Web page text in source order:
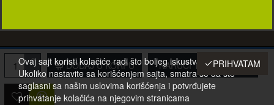
DODAJ U KORPU NARUČI TELEFONOM
© 2001-2022 Eurotehna-021 d.o.o. Novi Sad, Srbija. Sva prava zadržana.
PRIHVATAM
Ovaj sajt koristi kolačiće radi što boljeg iskustva posetilaca.
Ukoliko nastavite sa korišćenjem sajta, smatra se da ste
saglasni sa našim uslovima korišćenja i potvrđujete
prihvatanje kolačića na njegovim stranicama